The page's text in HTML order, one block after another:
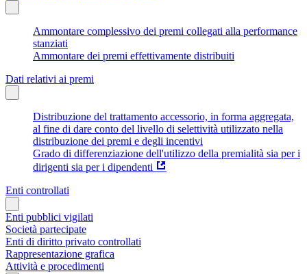
Ammontare complessivo dei premi collegati alla performance
stanziati
Ammontare dei premi effettivamente distribuiti
Dati relativi ai premi
Distribuzione del trattamento accessorio, in forma aggregata,
al fine di dare conto del livello di selettività utilizzato nella
distribuzione dei premi e degli incentivi
Grado di differenziazione dell'utilizzo della premialità sia per i
dirigenti sia per i dipendenti
Enti controllati
Enti pubblici vigilati
Società partecipate
Enti di diritto privato controllati
Rappresentazione grafica
Attività e procedimenti